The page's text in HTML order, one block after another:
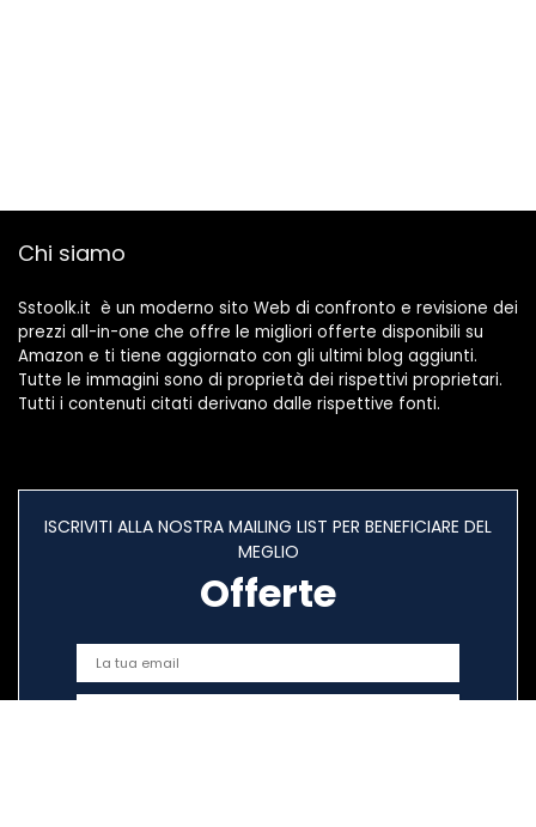
Chi siamo
Sstoolk.it è un moderno sito Web di confronto e revisione dei
prezzi all-in-one che offre le migliori offerte disponibili su
Amazon e ti tiene aggiornato con gli ultimi blog aggiunti.
Tutte le immagini sono di proprietà dei rispettivi proprietari.
Tutti i contenuti citati derivano dalle rispettive fonti.
ISCRIVITI ALLA NOSTRA MAILING LIST PER BENEFICIARE DEL
MEGLIO
Offerte